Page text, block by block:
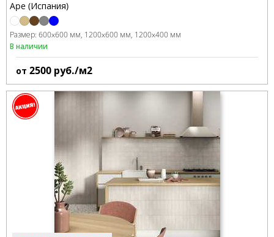
Ape (Испания)
Размер: 600x600 мм 1200x600 мм 1200x400 мм
В наличии
от 2500 руб./м2